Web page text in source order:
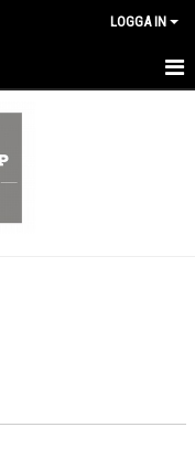
LOGGA IN